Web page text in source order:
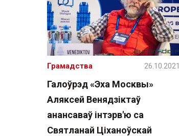
Галоўрэд «Эха Москвы»
Аляксей Венядзіктаў
анансаваў інтэрв'ю са
Святланай Ціханоўскай
Грамадства 26.10.2021